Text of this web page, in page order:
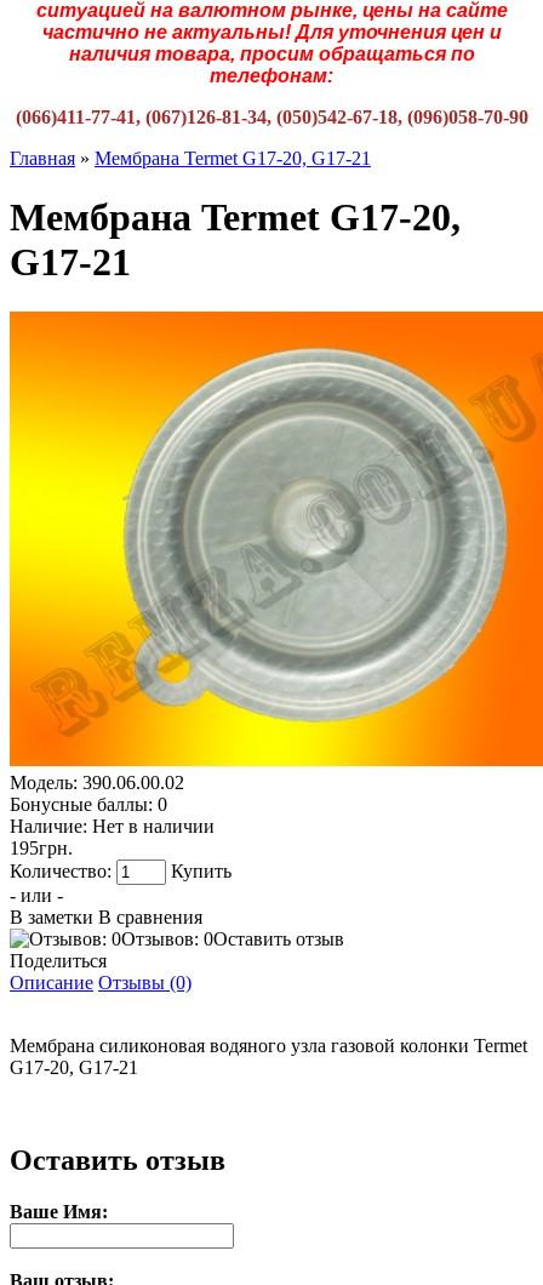
ситуацией на валютном рынке, цены на сайте
частично не актуальны! Для уточнения цен и
наличия товара, просим обращаться по
телефонам:
(066)411-77-41, (067)126-81-34, (050)542-67-18, (096)058-70-90
Главная » Мембрана Termet G17-20, G17-21
Мембрана Termet G17-20,
G17-21
Модель: 390.06.00.02
Бонусные баллы: 0
Наличие: Нет в наличии
195грн.
Количество:
Купить
- или -
В заметки В сравнения
Отзывов: 0Оставить отзыв
Поделиться
Описание Отзывы (0)
Мембрана силиконовая водяного узла газовой колонки Termet
G17-20, G17-21
Оставить отзыв
Ваше Имя:
Ваш отзыв: